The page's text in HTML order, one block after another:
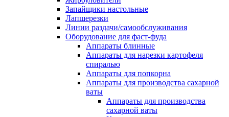
Запайщики настольные
Лапшерезки
Линии раздачи/самообслуживания
Оборудование для фаст-фуда
Аппараты блинные
Аппараты для нарезки картофеля
спиралью
Аппараты для попкорна
Аппараты для производства сахарной
ваты
Аппараты для производства
сахарной ваты